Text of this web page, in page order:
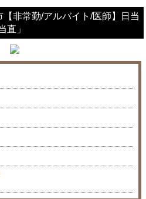
非常勤/アルバイト/医師】日当
直」